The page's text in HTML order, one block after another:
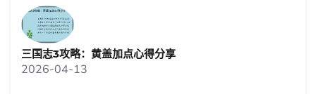
三国志3攻略：黄盖加点心得分享
2026-04-13